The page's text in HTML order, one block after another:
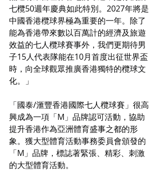
七欖50週年慶典如此特別。2027年將是
中國香港欖球界極為重要的一年。除了
能為香港帶來數以百萬計的經濟及旅遊
效益的七人欖球賽事外，我們更期待男
子15人代表隊能在10月首度出征世界盃
時，向全球觀眾推廣香港獨特的欖球文
化。」
「國泰/滙豐香港國際七人欖球賽」很高
興成為一項「M」品牌認可活動，協助
提升香港作為亞洲體育盛事之都的形
象。獲大型體育活動事務委員會頒發的
「M」品牌，標誌著緊張、精彩、刺激
的大型體育活動。